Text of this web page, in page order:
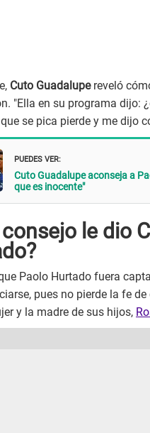
Cuto Guadalupereveló
"Ella en su programa dijo:
se pica pierde y me dijo
PUEDES VER:
Cuto Guadalupe aconseja a
que es inocente"
consejo le dio
Paolo Hurtado fuera
pues no pierde la fe de
y la madre de sus hijos,